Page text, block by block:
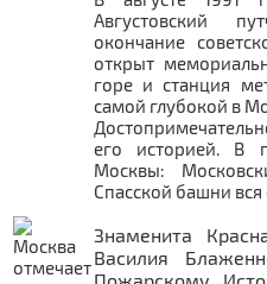
Августовский
окончание
открыт
горе и станция
самой глубокой в
его историей. В
Москвы:
Спасской башни вся
Знаменита
Василия